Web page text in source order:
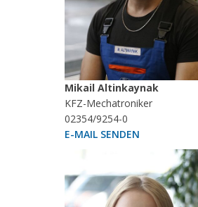
Mikail Altinkaynak
KFZ-Mechatroniker
02354/9254-0
E-MAIL SENDEN